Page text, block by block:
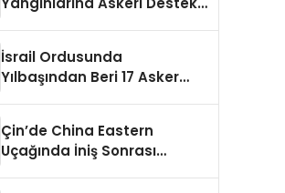
İsrail Ordusunda
Yılbaşından Beri 17 Asker
Çin’de China Eastern
Uçağında İniş Sonrası